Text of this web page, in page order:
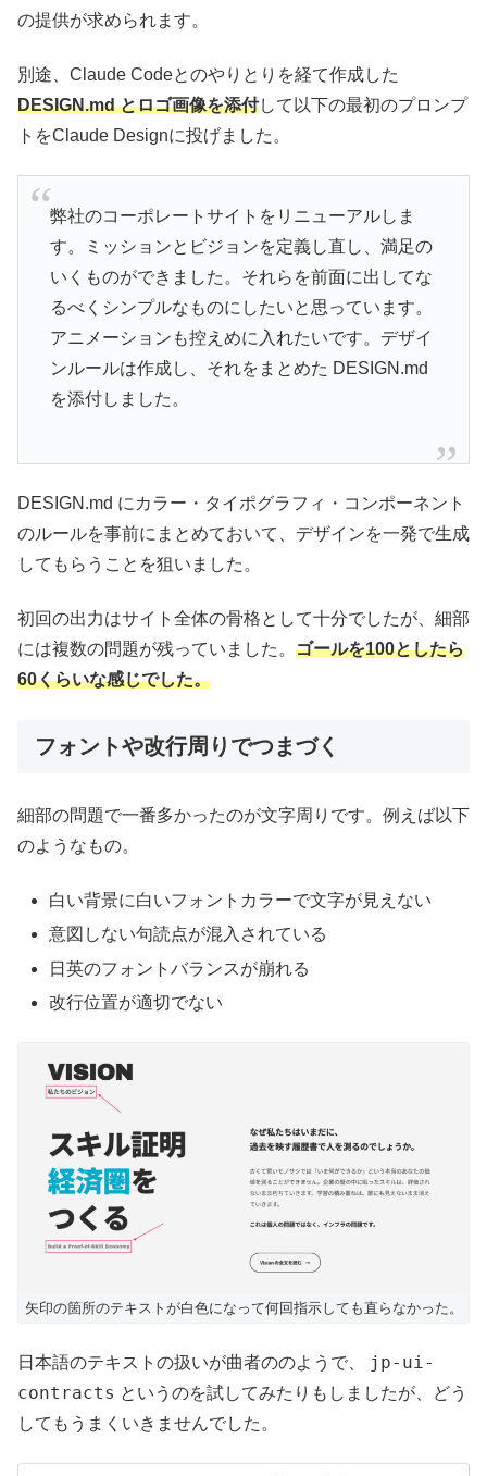
の提供が求められます。
別途、Claude Codeとのやりとりを経て作成した
DESIGN.md とロゴ画像を添付して以下の最初のプロンプ
トをClaude Designに投げました。
弊社のコーポレートサイトをリニューアルしま
す。ミッションとビジョンを定義し直し、満足の
いくものができました。それらを前面に出してな
るべくシンプルなものにしたいと思っています。
アニメーションも控えめに入れたいです。デザイ
ンルールは作成し、それをまとめた DESIGN.md
を添付しました。
DESIGN.md にカラー・タイポグラフィ・コンポーネント
のルールを事前にまとめておいて、デザインを一発で生成
してもらうことを狙いました。
初回の出力はサイト全体の骨格として十分でしたが、細部
には複数の問題が残っていました。 ゴールを100としたら
60くらいな感じでした。
フォントや改行周りでつまづく
細部の問題で一番多かったのが文字周りです。例えば以下
のようなもの。
白い背景に白いフォントカラーで文字が見えない
意図しない句読点が混入されている
日英のフォントバランスが崩れる
改行位置が適切でない
矢印の箇所のテキストが白色になって何回指示しても直らなかった。
日本語のテキストの扱いが曲者ののようで、
jp-ui-
contracts というのを試してみたりもしましたが、どう
してもうまくいきませんでした。